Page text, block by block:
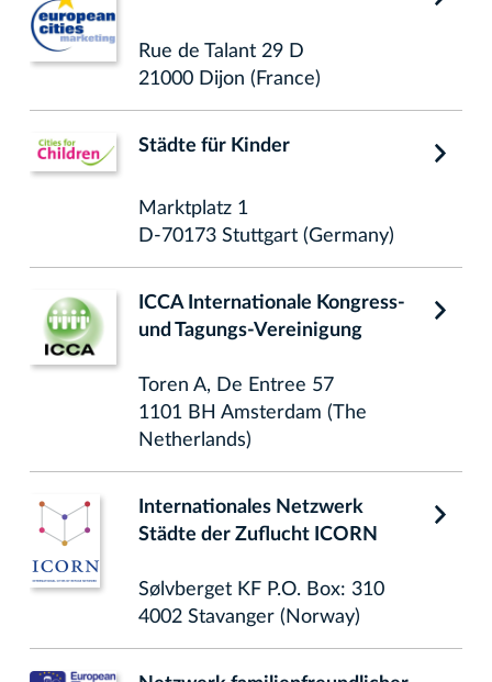
Rue de Talant 29 D
21000 Dijon (France)
Städte für Kinder
Marktplatz 1
D-70173 Stuttgart (Germany)
ICCA Internationale Kongress-
und Tagungs-Vereinigung
Toren A, De Entree 57
1101 BH Amsterdam (The
Netherlands)
Internationales Netzwerk
Städte der Zuflucht ICORN
Sølvberget KF P.O. Box: 310
4002 Stavanger (Norway)